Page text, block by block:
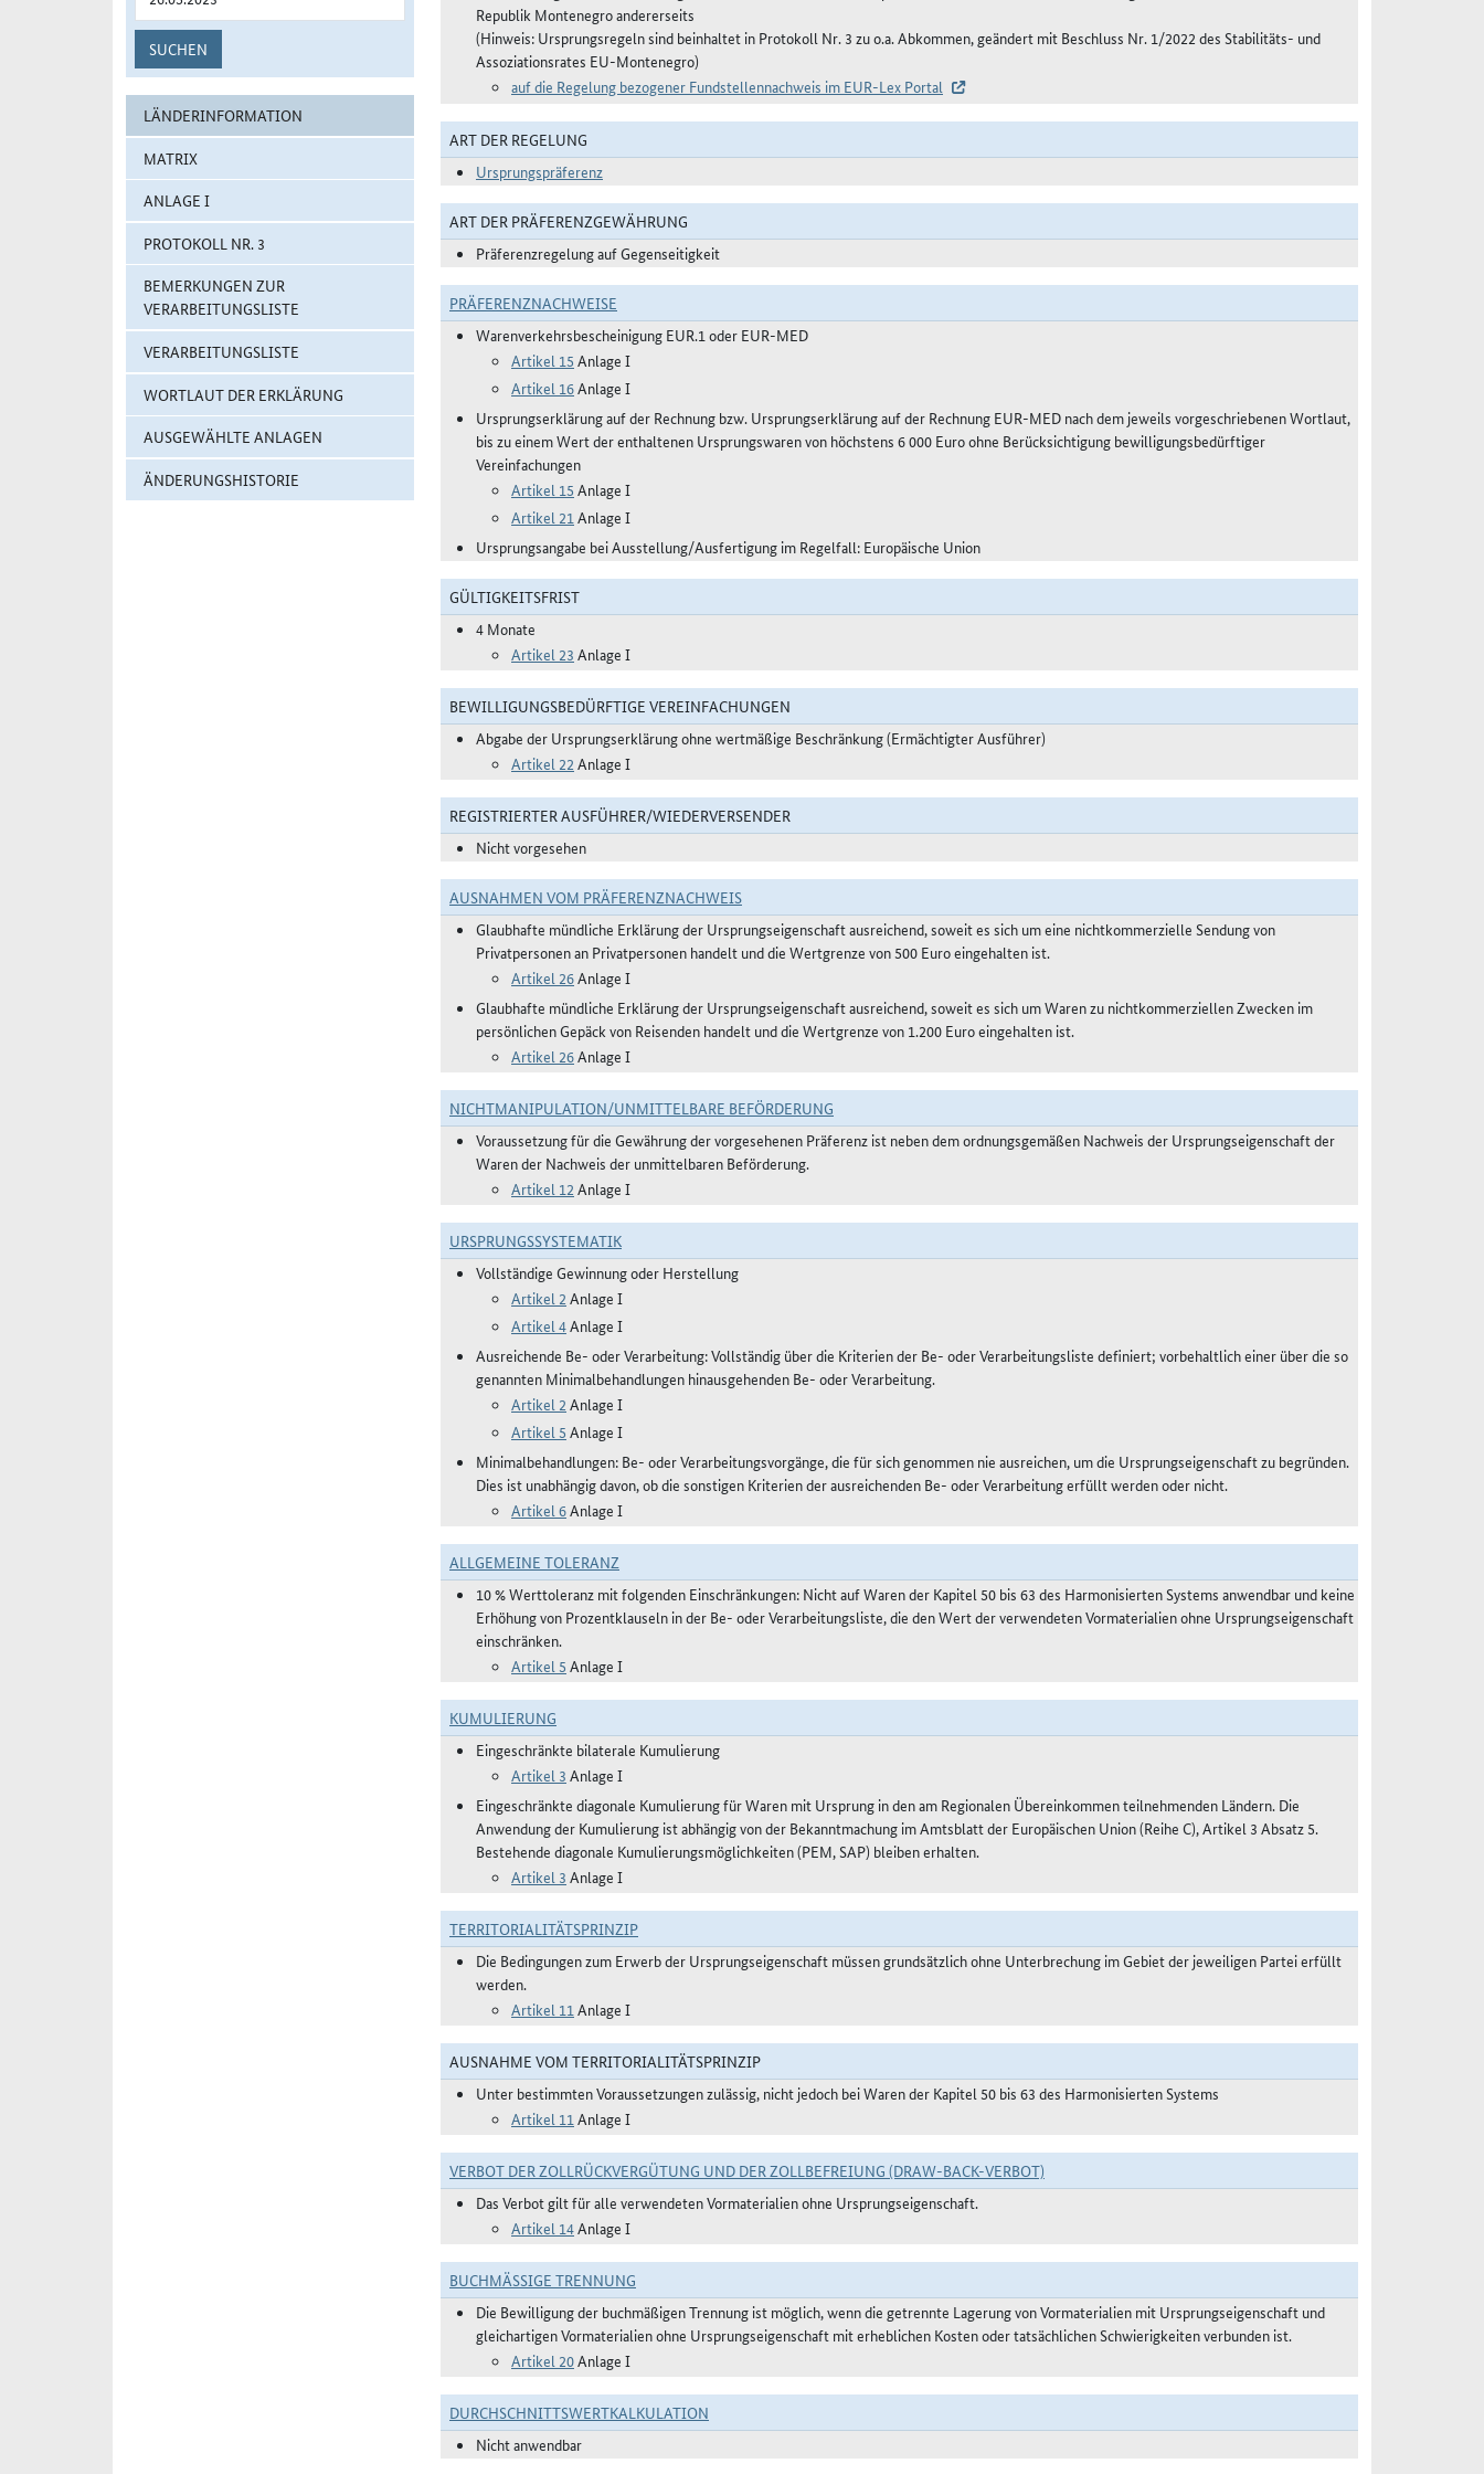
SUCHEN
LÄNDERINFORMATION
MATRIX
ANLAGE I
PROTOKOLL NR. 3
BEMERKUNGEN ZUR
VERARBEITUNGSLISTE
VERARBEITUNGSLISTE
WORTLAUT DER ERKLÄRUNG
AUSGEWÄHLTE ANLAGEN
ÄNDERUNGSHISTORIE
Republik Montenegro andererseits
(Hinweis: Ursprungsregeln sind beinhaltet in Protokoll Nr. 3 zu o.a. Abkommen, geändert mit Beschluss Nr. 1/2022 des Stabilitäts- und
Assoziationsrates EU-Montenegro)
auf die Regelung bezogener Fundstellennachweis im EUR-Lex Portal
ART DER REGELUNG
Ursprungspräferenz
ART DER PRÄFERENZGEWÄHRUNG
Präferenzregelung auf Gegenseitigkeit
PRÄFERENZNACHWEISE
Warenverkehrsbescheinigung EUR.1 oder EUR-MED
Artikel 15 Anlage I
Artikel 16Anlage I
Ursprungserklärung auf der Rechnung bzw. Ursprungserklärung auf der Rechnung EUR-MED nach dem jeweils vorgeschriebenen Wortlaut,
bis zu einem Wert der enthaltenen Ursprungswaren von höchstens 6 000 Euro ohne Berücksichtigung bewilligungsbedürftiger
Vereinfachungen
Artikel 15 Anlage I
Artikel 21Anlage I
Ursprungsangabe bei Ausstellung/Ausfertigung im Regelfall: Europäische Union
GÜLTIGKEITSFRIST
4 Monate
Artikel 23 Anlage I
BEWILLIGUNGSBEDÜRFTIGE VEREINFACHUNGEN
Abgabe der Ursprungserklärung ohne wertmäßige Beschränkung (Ermächtigter Ausführer)
Artikel 22 Anlage I
REGISTRIERTER AUSFÜHRER/WIEDERVERSENDER
Nicht vorgesehen
AUSNAHMEN VOM PRÄFERENZNACHWEIS
Glaubhafte mündliche Erklärung der Ursprungseigenschaft ausreichend, soweit es sich um eine nichtkommerzielle Sendung von
Privatpersonen an Privatpersonen handelt und die Wertgrenze von 500 Euro eingehalten ist.
Artikel 26Anlage I
Glaubhafte mündliche Erklärung der Ursprungseigenschaft ausreichend, soweit es sich um Waren zu nichtkommerziellen Zwecken im
persönlichen Gepäck von Reisenden handelt und die Wertgrenze von 1.200 Euro eingehalten ist.
Artikel 26Anlage I
NICHTMANIPULATION/UNMITTELBARE BEFÖRDERUNG
Voraussetzung für die Gewährung der vorgesehenen Präferenz ist neben dem ordnungsgemäßen Nachweis der Ursprungseigenschaft der
Waren der Nachweis der unmittelbaren Beförderung.
Artikel 12 Anlage I
URSPRUNGSSYSTEMATIK
Vollständige Gewinnung oder Herstellung
Artikel 2 Anlage I
Artikel 4Anlage I
Ausreichende Be- oder Verarbeitung: Vollständig über die Kriterien der Be- oder Verarbeitungsliste definiert; vorbehaltlich einer über die so
genannten Minimalbehandlungen hinausgehenden Be- oder Verarbeitung.
Artikel 2 Anlage I
Artikel 5 Anlage I
Minimalbehandlungen: Be- oder Verarbeitungsvorgänge, die für sich genommen nie ausreichen, um die Ursprungseigenschaft zu begründen.
Dies ist unabhängig davon, ob die sonstigen Kriterien der ausreichenden Be- oder Verarbeitung erfüllt werden oder nicht.
Artikel 6Anlage I
ALLGEMEINE TOLERANZ
10 % Werttoleranz mit folgenden Einschränkungen: Nicht auf Waren der Kapitel 50 bis 63 des Harmonisierten Systems anwendbar und keine
Erhöhung von Prozentklauseln in der Be- oder Verarbeitungsliste, die den Wert der verwendeten Vormaterialien ohne Ursprungseigenschaft
einschränken.
Artikel 5 Anlage I
KUMULIERUNG
Eingeschränkte bilaterale Kumulierung
Artikel 3 Anlage I
Eingeschränkte diagonale Kumulierung für Waren mit Ursprung in den am Regionalen Übereinkommen teilnehmenden Ländern. Die
Anwendung der Kumulierung ist abhängig von der Bekanntmachung im Amtsblatt der Europäischen Union (Reihe C), Artikel 3 Absatz 5.
Bestehende diagonale Kumulierungsmöglichkeiten (PEM, SAP) bleiben erhalten.
Artikel 3 Anlage I
TERRITORIALITÄTSPRINZIP
Die Bedingungen zum Erwerb der Ursprungseigenschaft müssen grundsätzlich ohne Unterbrechung im Gebiet der jeweiligen Partei erfüllt
werden.
Artikel 11Anlage I
AUSNAHME VOM TERRITORIALITÄTSPRINZIP
Unter bestimmten Voraussetzungen zulässig, nicht jedoch bei Waren der Kapitel 50 bis 63 des Harmonisierten Systems
Artikel 11Anlage I
VERBOT DER ZOLLRÜCKVERGÜTUNG UND DER ZOLLBEFREIUNG (DRAW-BACK-VERBOT)
Das Verbot gilt für alle verwendeten Vormaterialien ohne Ursprungseigenschaft.
Artikel 14Anlage I
BUCHMÄSSIGE TRENNUNG
Die Bewilligung der buchmäßigen Trennung ist möglich, wenn die getrennte Lagerung von Vormaterialien mit Ursprungseigenschaft und
gleichartigen Vormaterialien ohne Ursprungseigenschaft mit erheblichen Kosten oder tatsächlichen Schwierigkeiten verbunden ist.
Artikel 20Anlage I
DURCHSCHNITTSWERTKALKULATION
Nicht anwendbar